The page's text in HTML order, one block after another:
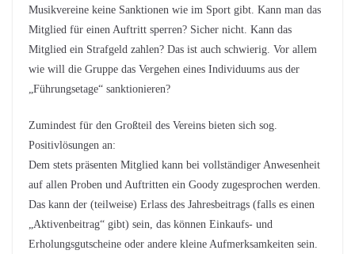
Musikvereine keine Sanktionen wie im Sport gibt. Kann man das
Mitglied für einen Auftritt sperren? Sicher nicht. Kann das
Mitglied ein Strafgeld zahlen? Das ist auch schwierig. Vor allem
wie will die Gruppe das Vergehen eines Individuums aus der
„Führungsetage“ sanktionieren?
Zumindest für den Großteil des Vereins bieten sich sog.
Positivlösungen an:
Dem stets präsenten Mitglied kann bei vollständiger Anwesenheit
auf allen Proben und Auftritten ein Goody zugesprochen werden.
Das kann der (teilweise) Erlass des Jahresbeitrags (falls es einen
„Aktivenbeitrag“ gibt) sein, das können Einkaufs- und
Erholungsgutscheine oder andere kleine Aufmerksamkeiten sein.